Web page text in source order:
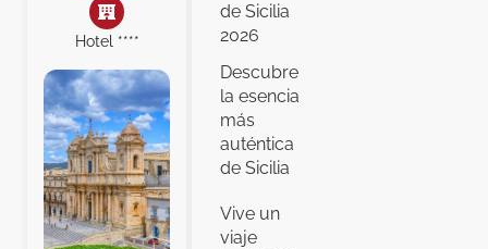
Hotel ****
de Sicilia
2026
Descubre
la esencia
más
auténtica
de Sicilia
Vive un
viaje